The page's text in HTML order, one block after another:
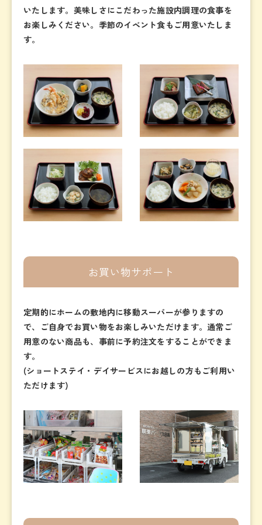
いたします。美味しさにこだわった施設内調理の食事を
お楽しみください。季節のイベント食もご用意いたしま
す。
お買い物サポート
定期的にホームの敷地内に移動スーパーが参りますの
で、ご自身でお買い物をお楽しみいただけます。通常ご
用意のない商品も、事前に予約注文をすることができま
す。
(ショートステイ・デイサービスにお越しの方もご利用い
ただけます)